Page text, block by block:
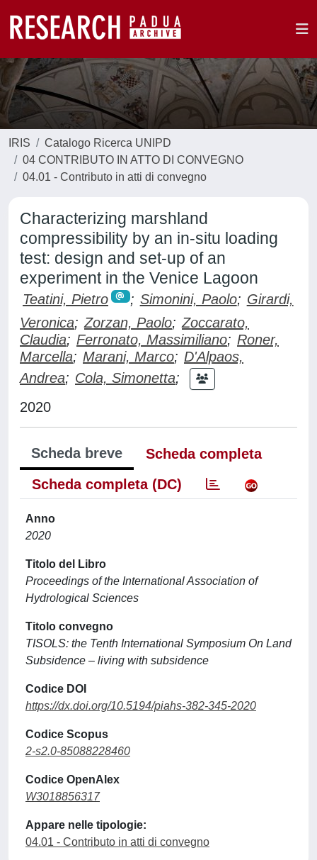
IRIS
Catalogo Ricerca UNIPD
04 CONTRIBUTO IN ATTO DI CONVEGNO
04.01 - Contributo in atti di convegno
Characterizing marshland
compressibility by an in-situ loading
test: design and set-up of an
experiment in the Venice Lagoon
Teatini, Pietro ; Simonini, Paolo; Girardi,
Veronica; Zorzan, Paolo; Zoccarato,
Claudia; Ferronato, Massimiliano; Roner,
Marcella; Marani, Marco; D'Alpaos,
Andrea; Cola, Simonetta;
2020
Scheda breve
Scheda completa
Scheda completa (DC)
Anno
2020
Titolo del Libro
Proceedings of the International Association of
Hydrological Sciences
Titolo convegno
TISOLS: the Tenth International Symposium On Land
Subsidence – living with subsidence
Codice DOI
https://dx.doi.org/10.5194/piahs-382-345-2020
Codice Scopus
2-s2.0-85088228460
Codice OpenAlex
W3018856317
Appare nelle tipologie:
04.01 - Contributo in atti di convegno